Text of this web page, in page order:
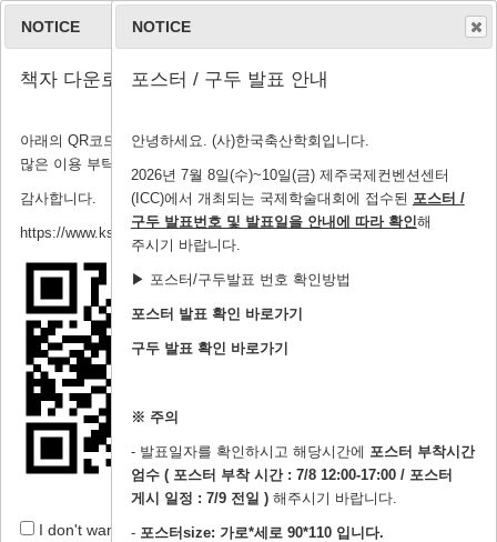
숙소 정보
숙소 정보
제주부영호텔&리조트
NOTICE
책자 다운로드 안내
아래의 QR코드 및 링크에서 책자, 세션, 초록 등 다운로드가 가능하니
많은 이용 부탁드립니다.
감사합니다.
https://www.ksastmeeting.org/submission/download_pdf
I don't want to open this window for a day.
NOTICE
포스터 / 구두 발표 안내
안녕하세요. (사)한국축산학회입니다.
2026년 7월 8일(수)~10일(금) 제주국제컨벤션센터
(ICC)에서 개최되는 국제학술대회에 접수된 포스터 /
구두 발표번호 및 발표일 을 안내에 따라 확인 해
주시기 바랍니다.
▶ 포스터/구두발표 번호 확인방법
포스터 발표 확인 바로가기
구두 발표 확인 바로가기
※ 주의
- 발표일자를 확인하시고 해당시간에 포스터 부착시간
엄수 ( 포스터 부착 시간 : 7/8 12:00-17:00 / 포스터
게시 일정 : 7/9 전일 )해주시기 바랍니다.
- 포스터size: 가로*세로 90*110 입니다.